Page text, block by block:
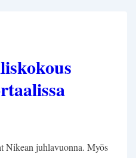
Nikean juhlavuonna. Myös